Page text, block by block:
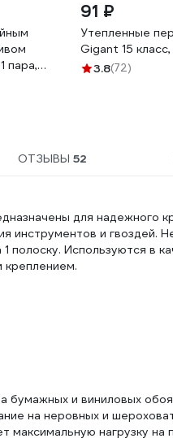
пара,
91 ₽
Утепленные
Gigant 15 класс,
3.8(72)
ОТЗЫВЫ52
для надежного
инструментов и гвоздей.
полоску. Используются в
креплением.
бумажных и виниловых
на неровных и
нагрузку на